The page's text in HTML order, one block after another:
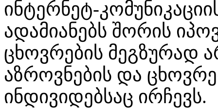
ინტერნეტ-
ადამიანებს შორის
ცხოვრების მეგზურად
აზროვნების და
ინდივიდებსაც ირჩევს.